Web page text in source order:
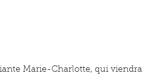
Marie-Charlotte, qui viendra